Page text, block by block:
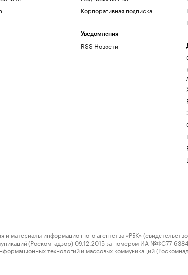
Корпоративная подписка
Уведомления
RSS Новости
информационного агентства «РБК» (свидетельство
(Роскомнадзор) 09.12.2015 за номером ИА №ФС77-
технологий и массовых коммуникаций